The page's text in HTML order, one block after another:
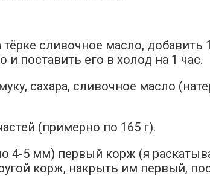
тёрке сливочное масло, добавить
и поставить его в холод на 1 час.
сахара, сливочное масло
(примерно по 165 г).
4-5 мм) первый корж (я
корж, накрыть им первый,